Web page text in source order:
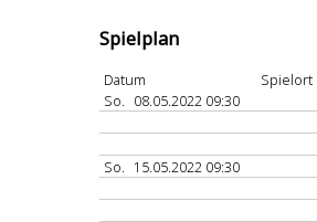
Spielplan
Datum Spielort
So. 08.05.2022 09:30
So. 15.05.2022 09:30